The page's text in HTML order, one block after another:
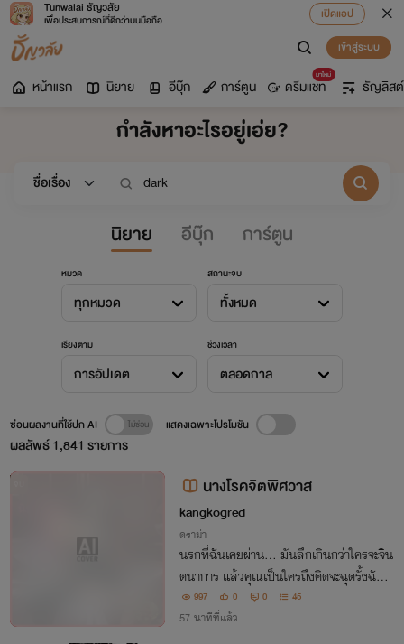
Tunwalai ธัญวลัย
เพื่อประสบการณ์ที่ดีกว่าบนมือถือ
เปิดแอป
เข้าสู่ระบบ
หน้าแรก นิยาย อีบุ๊ก การ์ตูน
มาใหม่
ดรีมแชท ธัญลิสต์
กำลังหาอะไรอยู่เอ่ย?
นิยาย อีบุ๊ก การ์ตูน
หมวด
ทุกหมวด
สถานะจบ
ทั้งหมด
เรียงตาม
การอัปเดต
ช่วงเวลา
ตลอดกาล
ผลลัพธ์1,841 รายการ
ซ่อนผลงานที่ใช้ปก AI แสดงเฉพาะโปรโมชัน
นางโรคจิตพิศวาส
kangkogred
ดราม่า
นรกที่ฉันเคยผ่าน... มันลึกเกินกว่าใครจะจิน
ตนาการ แล้วคุณเป็นใครถึงคิดจะฉุดรั้งฉันไว
้? 'เขา' จะเป็นผู้ปลดปล่อย หรือจะเป็นคนที่จ
ะต้องจมดิ่งลงไปพร้อมกัน... มาค้นหาความ
997 0 0 45
57 นาทีที่แล้ว